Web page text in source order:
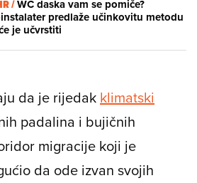
/WC daska vam se pomiče?
predlaže učinkovitu metodu
je učvrstiti
da je rijedak klimatski
padalina i bujičnih
migracije koji je
da ode izvan svojih